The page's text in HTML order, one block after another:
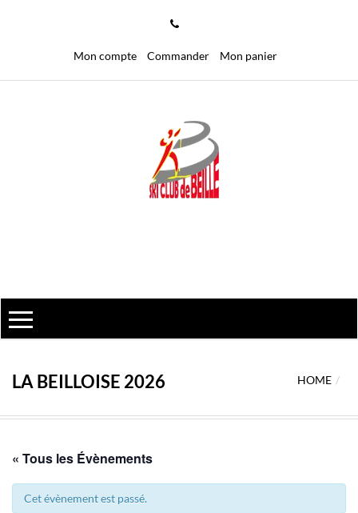
Mon compte Commander Mon panier
LA BEILLOISE 2026 HOME
« Tous les Évènements
Cet évènement est passé.